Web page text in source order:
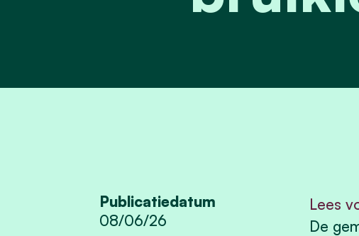
Publicatiedatum
08/06/26
Lees
De